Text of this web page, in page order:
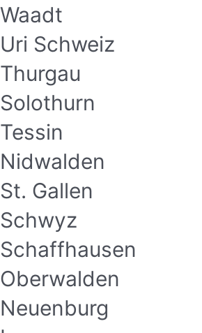
Waadt
Uri Schweiz
Thurgau
Solothurn
Tessin
Nidwalden
St. Gallen
Schwyz
Schaffhausen
Oberwalden
Neuenburg